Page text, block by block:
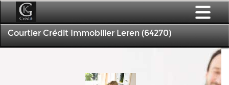
Courtier Crédit Immobilier Leren (64270)